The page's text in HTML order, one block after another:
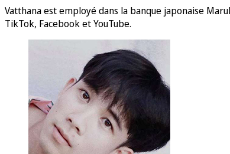
Vatthana est employé dans la banque japonaise
TikTok, Facebook et YouTube.